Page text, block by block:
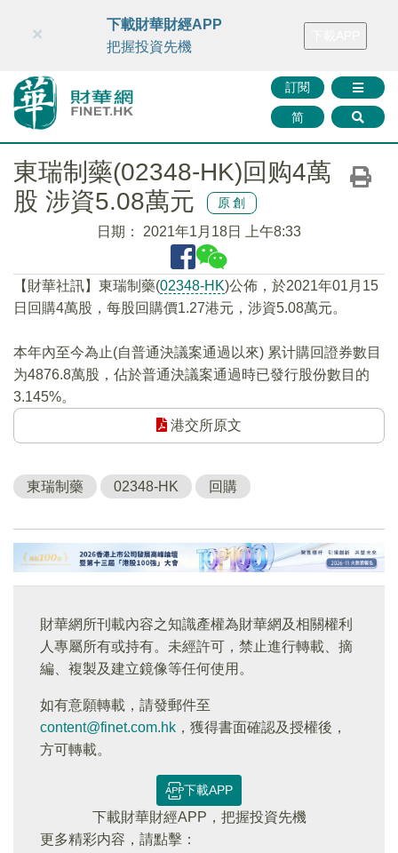
財華智庫網 FINTV FINMETA 財華證券 媒體矩陣
訂閱
简
×
下載財華財經APP
把握投資先機
東瑞制藥(02348-HK)回购4萬
股 涉資5.08萬元
原創
日期： 2021年1月18日 上午8:33
【財華社訊】東瑞制藥(02348-HK)公佈，於2021年01月15
日回購4萬股，每股回購價1.27港元，涉資5.08萬元。
本年內至今為止(自普通決議案通過以來) 累计購回證券數目
为4876.8萬股，佔於普通決議案通過時已發行股份數目的
3.145%。
港交所原文
東瑞制藥 02348-HK 回購
財華網所刊載內容之知識產權為財華網及相關權利
人專屬所有或持有。未經許可，禁止進行轉載、摘
編、複製及建立鏡像等任何使用。
如有意願轉載，請發郵件至
content@finet.com.hk ，獲得書面確認及授權後，
方可轉載。
下載APP
下載財華財經APP，把握投資先機
更多精彩内容，請點擊：